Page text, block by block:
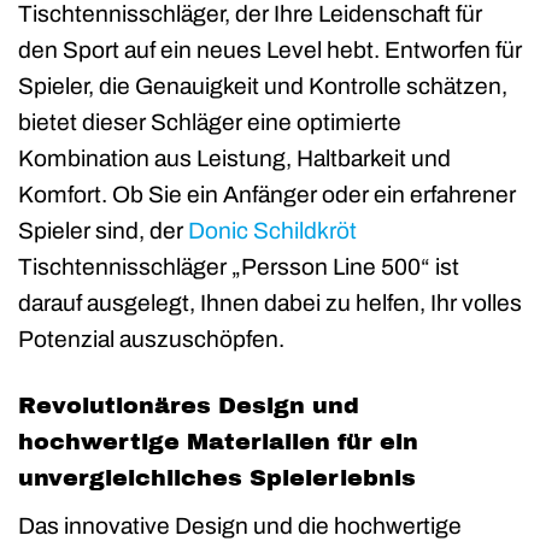
Tischtennisschläger, der Ihre Leidenschaft für
den Sport auf ein neues Level hebt. Entworfen für
Spieler, die Genauigkeit und Kontrolle schätzen,
bietet dieser Schläger eine optimierte
Kombination aus Leistung, Haltbarkeit und
Komfort. Ob Sie ein Anfänger oder ein erfahrener
Spieler sind, derDonic Schildkröt
Tischtennisschläger „Persson Line 500“ ist
darauf ausgelegt, Ihnen dabei zu helfen, Ihr volles
Potenzial auszuschöpfen.
Revolutionäres Design und
hochwertige Materialien für ein
unvergleichliches Spielerlebnis
Das innovative Design und die hochwertige